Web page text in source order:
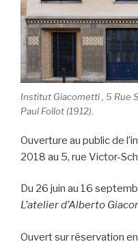
Institut Giacometti , 5 Rue
Paul Follot (1912).
Ouverture au public de
2018 au 5, rue Victor-
Du 26 juin au 16
L’atelier d’Alberto
Ouvert sur réservation